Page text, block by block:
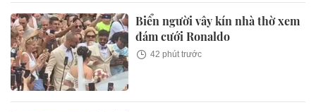
Biển người vây kín nhà thờ xem
đám cưới Ronaldo
42 phút trước